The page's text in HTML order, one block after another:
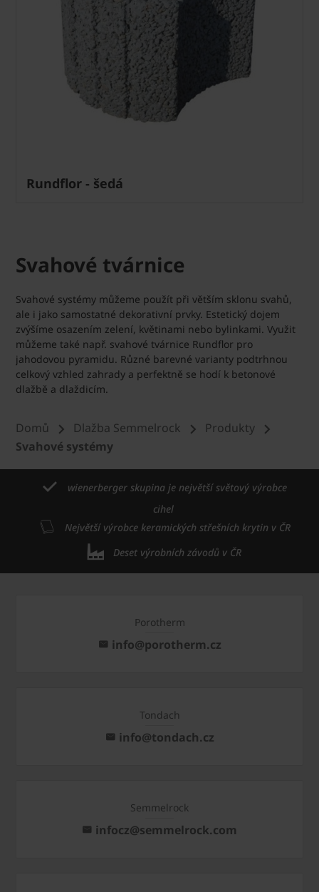
Rundflor - šedá
Svahové tvárnice
Svahové systémy můžeme použít při větším sklonu svahů,
ale i jako samostatné dekorativní prvky. Estetický dojem
zvýšíme osazením zelení, květinami nebo bylinkami. Využit
můžeme také např. svahové tvárnice Rundflor pro
jahodovou pyramidu. Různé barevné varianty podtrhnou
celkový vzhled zahrady a perfektně se hodí k betonové
dlažbě a dlaždicím.
Domů Dlažba Semmelrock
Produkty
Svahové systémy
wienerberger skupina je největší světový výrobce
cihel
Největší výrobce keramických střešních krytin v ČR
Deset výrobních závodů v ČR
Porotherm
info@porotherm.cz
Tondach
info@tondach.cz
Semmelrock
infocz@semmelrock.com